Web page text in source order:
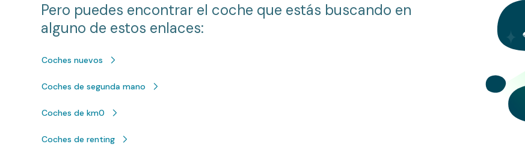
Pero puedes encontrar el coche que estás buscando en
alguno de estos enlaces:
Coches nuevos
Coches de segunda mano
Coches de km0
Coches de renting